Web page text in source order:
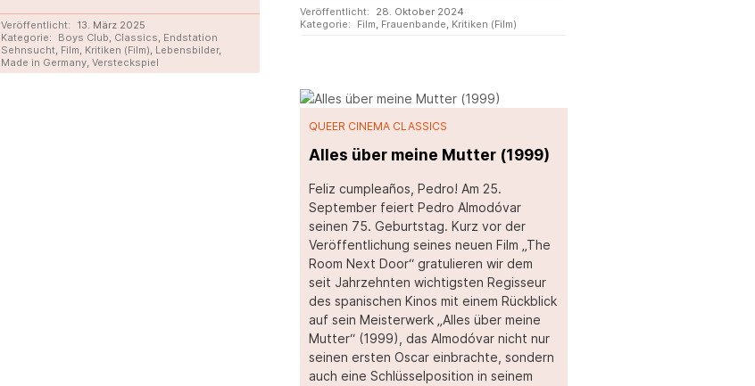
Veröffentlicht:
13. März 2025
Kategorie:
Boys Club, Classics, Endstation
Sehnsucht, Film, Kritiken (Film), Lebensbilder,
Made in Germany,Versteckspiel
Veröffentlicht:
28. Oktober 2024
Kategorie:
Film, Frauenbande, Kritiken (Film)
QUEER CINEMA CLASSICS
Alles über meine Mutter (1999)
Feliz cumpleaños, Pedro! Am 25.
September feiert Pedro Almodóvar
seinen 75. Geburtstag. Kurz vor der
Veröffentlichung seines neuen Film „The
Room Next Door“ gratulieren wir dem
seit Jahrzehnten wichtigsten Regisseur
des spanischen Kinos mit einem Rückblick
auf sein Meisterwerk „Alles über meine
Mutter“ (1999), das Almodóvar nicht nur
seinen ersten Oscar einbrachte, sondern
auch eine Schlüsselposition in seinem